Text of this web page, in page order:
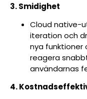
3. Smidighet
Cloud native-
iteration och
nya
reagera
användarnas
4.